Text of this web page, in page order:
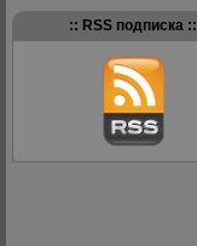
:: RSS подписка ::